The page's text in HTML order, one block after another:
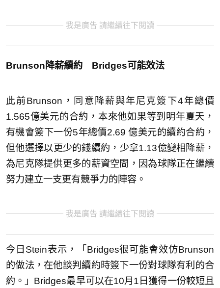
我是廣告 請繼續往下閱讀
Brunson降薪續約 Bridges可能效法
此前Brunson，同意降薪與年尼克簽下4年總價
1.565億美元的合約，本來他如果等到明年夏天，
有機會簽下一份5年總價2.69 億美元的續約合約，
但他選擇以更少的錢續約，少拿1.13億變相降薪，
為尼克隊提供更多的薪資空間，因為球隊正在繼續
努力建立一支更有競爭力的陣容。
我是廣告 請繼續往下閱讀
今日Stein表示，「Bridges很可能會效仿Brunson
的做法，在他談判續約時簽下一份對球隊有利的合
約。」Bridges最早可以在10月1日獲得一份較短且